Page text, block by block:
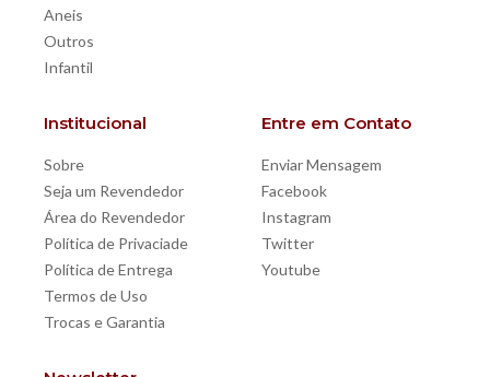
Aneis
Outros
Infantil
Institucional
Sobre
Seja um Revendedor
Área do Revendedor
Política de Privaciade
Política de Entrega
Termos de Uso
Trocas e Garantia
Entre em Contato
Enviar Mensagem
Facebook
Instagram
Twitter
Youtube